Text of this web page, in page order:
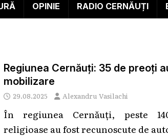
OPINIE RADIO CERNĂUȚI
Regiunea Cernăuți: 35 de preoți
mobilizare
29.08.2025 Alexandru Vasilachi
În regiunea Cernăuți, peste
religioase au fost recunoscute de